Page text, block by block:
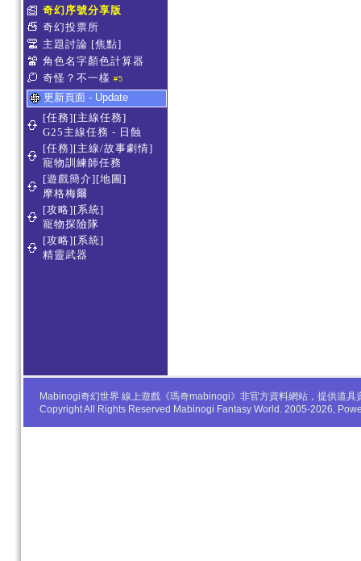
奇幻序號分享版
奇幻投票所
主題討論 [焦點]
角色名字顏色計算器
奇怪？不一樣 #5
更新頁面 - Update
[任務][主線任務]
G25主線任務 - 日蝕
[任務][主線/故事劇情]
寵物訓練師任務
[遊戲簡介][地圖]
摩格梅爾
[攻略][系統]
寵物探險隊
[攻略][系統]
精靈武器
Mabinogi奇幻世界 線上遊戲《瑪奇mabinogi》非官方資料網站，提供道
Copyright All Rights Reserved Mabinogi Fantasy World. 2005-2026,